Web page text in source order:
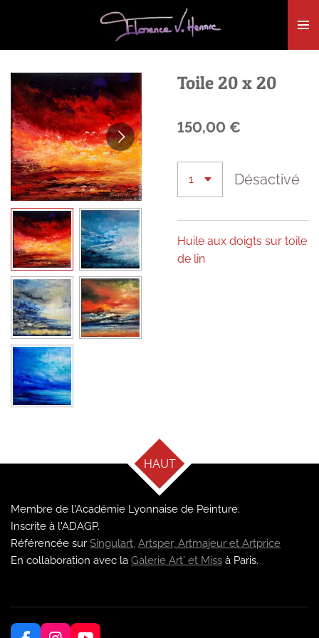
contenu
Toile 20 x 20
150,00 €
Désactivé
Huile aux doigts sur toile
de lin
HAUT
Membre de l'Académie Lyonnaise de Peinture.
Inscrite à l'ADAGP.
Référencée sur Singulart, Artsper, Artmajeur et Artprice
En collaboration avec la Galerie Art' et Miss à Paris.